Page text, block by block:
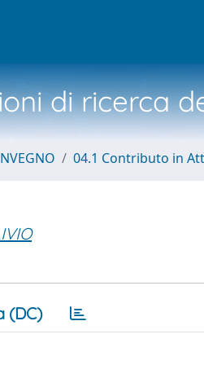
di ricerca
04.1 Contributo in
(DC)